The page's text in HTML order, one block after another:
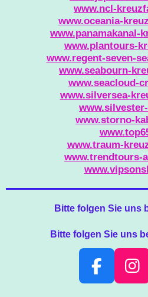
www.ncl-
www.oceania-
www.panamakanal-
www.plantours-
www.regent-seven-
www.seabourn-
www.seacloud-
www.silversea-
www.storno-
www.traum-
www.trendtours-
Bitte folgen Sie uns
Bitte folgen Sie uns
F
I